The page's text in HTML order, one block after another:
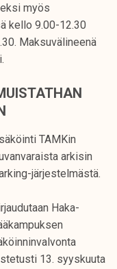
myös
kello 9.00-12.30
Maksuvälineenä
TAMKin
arkisin
järjestelmästä.
Haka-
13. syyskuuta